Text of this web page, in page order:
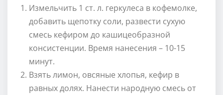
Измельчить 1 ст. л. геркулеса в кофемолке,
добавить щепотку соли, развести сухую
смесь кефиром до кашицеобразной
консистенции. Время нанесения – 10-15
минут.
Взять лимон, овсяные хлопья, кефир в
равных долях. Нанести народную смесь от